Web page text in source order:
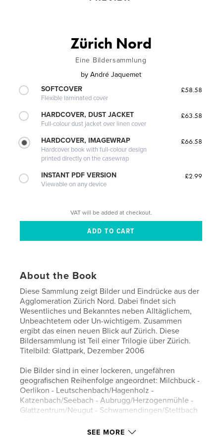
Zürich Nord
Eine Bildersammlung
by André Jaquemet
SOFTCOVER
Flexible laminated cover
£58.58
HARDCOVER, DUST JACKET
Full-colour dust jacket over linen cover
£63.58
HARDCOVER, IMAGEWRAP
Hardcover book with full-colour design
printed directly on the casewrap
£66.58
INSTANT PDF VERSION
Viewable on any device
£2.99
VAT will be added at checkout.
About the Book
Diese Sammlung zeigt Bilder und Eindrücke aus der
Agglomeration Zürich Nord. Dabei findet sich
Wesentliches und Bekanntes neben Alltäglichem,
Unbeachtetem oder Un-wichtigem. Zusammen
ergibt das einen neuen Blick auf Zürich. Diese
Bildersammlung ist Teil einer Trilogie über Zürich.
Titelbild: Glattpark, Dezember 2006
Die Bilder sind in einer lockeren, ungefähren
geografischen Reihenfolge angeordnet: Milchbuck -
Oerlikon - Leutschenbach/Hagenholz -
Katzenbach/Seebach - Aubrugg/Herzogenmühle -
Glattzentrum/Neugut - Schwamendingen/Stettbach
SEE MORE